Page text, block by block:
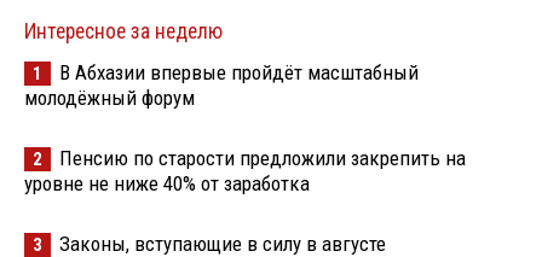
Интересное за неделю
1
В Абхазии впервые пройдёт масштабный
молодёжный форум
2
Пенсию по старости предложили закрепить на
уровне не ниже 40% от заработка
3 Законы, вступающие в силу в августе